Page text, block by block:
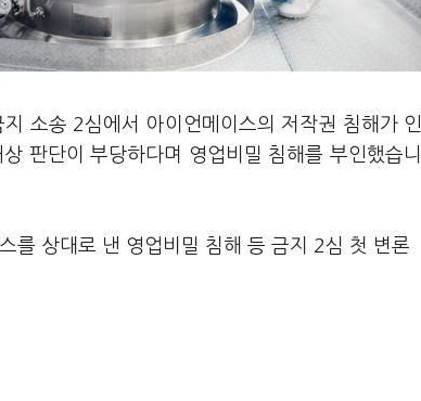
소송 2심에서 아이언메이스의 저작권 침해가 인
판단이 부당하다며 영업비밀 침해를 부인했습니
를 상대로 낸 영업비밀 침해 등 금지 2심 첫 변론